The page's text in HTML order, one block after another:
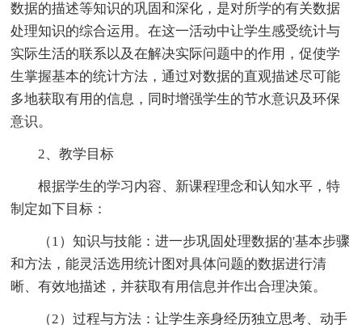
数据的描述等知识的巩固和深化，是对所学的有关数据
处理知识的综合运用。在这一活动中让学生感受统计与
实际生活的联系以及在解决实际问题中的作用，促使学
生掌握基本的统计方法，通过对数据的直观描述尽可能
多地获取有用的信息，同时增强学生的节水意识及环保
意识。
2、教学目标
根据学生的学习内容、新课程理念和认知水平，特
制定如下目标：
（1）知识与技能：进一步巩固处理数据的'基本步骤
和方法，能灵活选用统计图对具体问题的数据进行清
晰、有效地描述，并获取有用信息并作出合理决策。
（2）过程与方法：让学生亲身经历独立思考、动手